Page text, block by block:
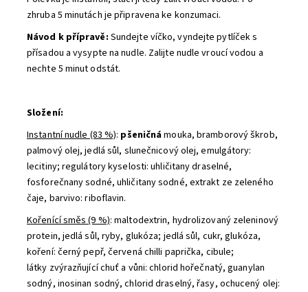
zhruba 5 minutách je připravena ke konzumaci.
Návod k přípravě: Sundejte víčko, vyndejte pytlíček s
přísadou a vysypte na nudle. Zalijte nudle vroucí vodou a
nechte 5 minut odstát.
Složení:
Instantní nudle (83 %): pšeničnámouka, bramborový škrob,
palmový olej, jedlá sůl, slunečnicový olej, emulgátory:
lecitiny; regulátory kyselosti: uhličitany draselné,
fosforečnany sodné, uhličitany sodné, extrakt ze zeleného
čaje, barvivo: riboflavin.
Kořenící směs (9 %): maltodextrin, hydrolizovaný zeleninový
protein, jedlá sůl, ryby, glukóza; jedlá sůl, cukr, glukóza,
koření: černý pepř, červená chilli paprička, cibule;
látky zvýrazňující chuť a vůni: chlorid hořečnatý, guanylan
sodný, inosinan sodný, chlorid draselný, řasy, ochucený olej: